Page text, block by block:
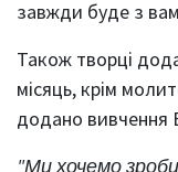
завжди буде з
Також творці
місяць, крім
додано вивчення
"Ми хочемо